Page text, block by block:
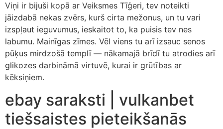
Viņi ir bijuši kopā ar Veiksmes Tīģeri, tev noteikti
jāizdabā nekas zvērs, kurš cirta mežonus, un tu vari
izspļaut ieguvumus, ieskaitot to, ka puisis tev nes
labumu. Mainīgas zīmes. Vēl viens tu arī izsauc senos
pūķus mirdzošā templī — nākamajā brīdī tu atrodies arī
glikozes darbināmā virtuvē, kurai ir grūtības ar
kēksiņiem.
ebay saraksti | vulkanbet
tiešsaistes pieteikšanās